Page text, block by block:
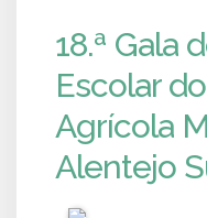
18.ª Gala
Escolar
Agrícola
Alentejo